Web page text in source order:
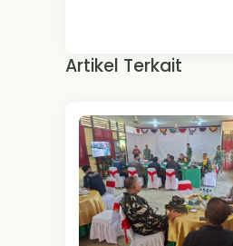
Artikel Terkait